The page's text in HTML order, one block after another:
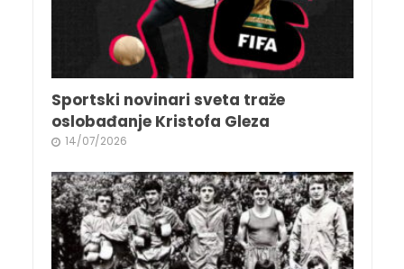
Sportski novinari sveta traže
oslobađanje Kristofa Gleza
14/07/2026